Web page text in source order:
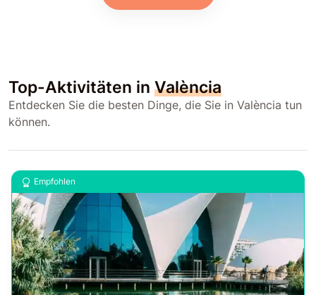
Top-Aktivitäten in València
Entdecken Sie die besten Dinge, die Sie in València tun
können.
Empfohlen